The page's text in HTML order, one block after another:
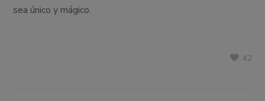
sea único y mágico.
42